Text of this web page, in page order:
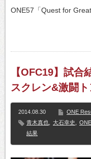
ONE57「Quest for
【OFC19】試
スクレン&激闘
2014.08.30 ONE
青木真也
大石幸史
結果